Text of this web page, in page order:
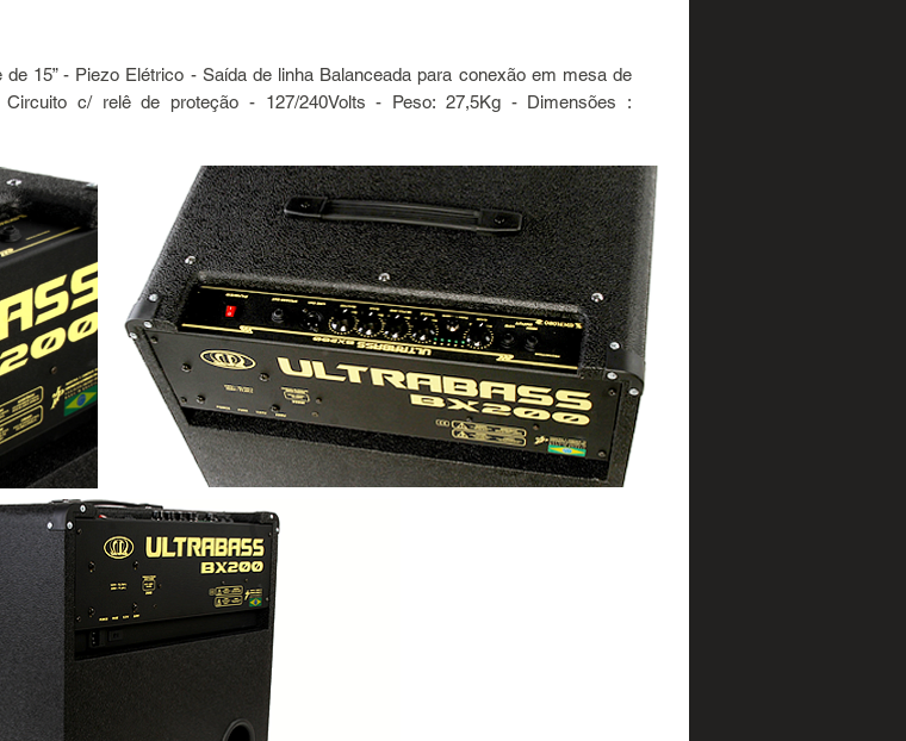
15” - Piezo Elétrico - Saída de linha Balanceada para conexão em mesa de
c/ relê de proteção - 127/240Volts - Peso: 27,5Kg - Dimensões :